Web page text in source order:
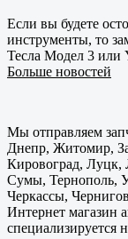
Если вы будете
инструменты, то
Тесла Модел 3 или
Больше новостей
Мы отправляем
Днепр, Житомир,
Кировоград, Луцк,
Сумы, Тернополь,
Черкассы,
Интернет магазин
специализируется